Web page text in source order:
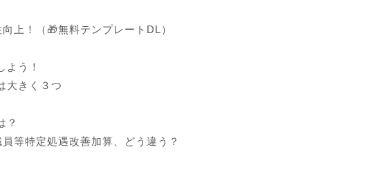
上！（🎁無料テンプレートDL）
よう！
大きく３つ
？
等特定処遇改善加算、どう違う？